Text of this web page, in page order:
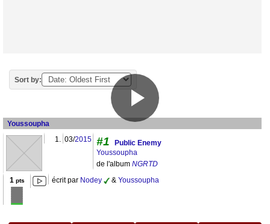
Sort by:
Youssoupha
1. 03/2015 #1
Public Enemy
Youssoupha
de l'album NGRTD
1 pts écrit par Nodey & Youssoupha